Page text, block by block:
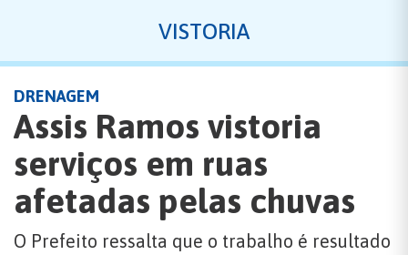
VISTORIA
DRENAGEM
Assis Ramos vistoria
serviços em ruas
afetadas pelas chuvas
O Prefeito ressalta que o trabalho é resultado